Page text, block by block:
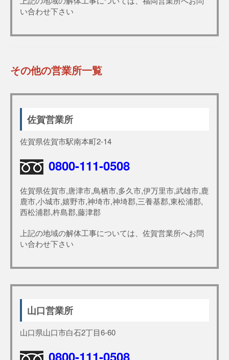
い合わせ下さい
その他の営業所一覧
佐賀営業所
佐賀県佐賀市駅南本町2-14
0800-111-0508
佐賀県佐賀市,唐津市,鳥栖市,多久市,伊万里市,武雄市,鹿
鹿市,小城市,嬉野市,神埼市,神埼郡,三養基郡,東松浦郡,
西松浦郡,杵島郡,藤津郡
上記の地域の解体工事については、佐賀営業所へお問
い合わせ下さい
山口営業所
山口県山口市白石2丁目6-60